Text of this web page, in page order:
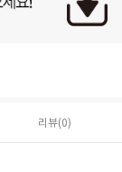
리뷰(0)